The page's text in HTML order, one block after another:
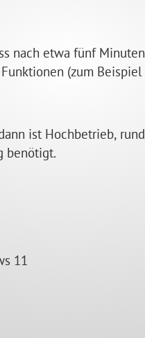
nach etwa fünf Minuten
(zum Beispiel
ist Hochbetrieb, rund
benötigt.
11